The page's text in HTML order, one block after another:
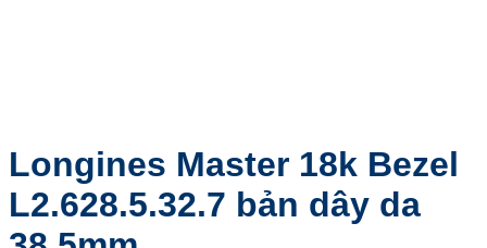
Longines Master 18k Bezel
L2.628.5.32.7 bản dây da